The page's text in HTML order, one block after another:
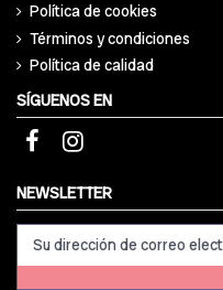
Política de cookies
Términos y condiciones
Política de calidad
SÍGUENOS EN
NEWSLETTER